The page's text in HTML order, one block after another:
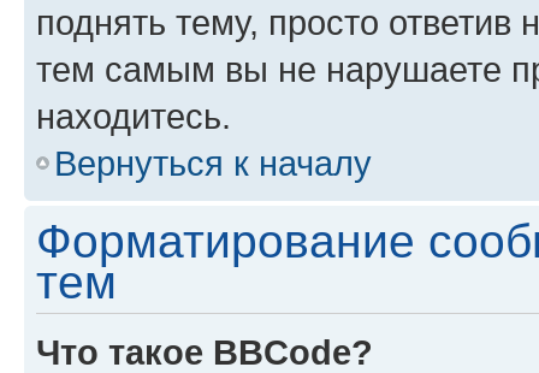
поднять тему, просто ответив
тем самым вы не нарушаете
находитесь.
Вернуться к началу
Форматирование
тем
Что такое BBCode?